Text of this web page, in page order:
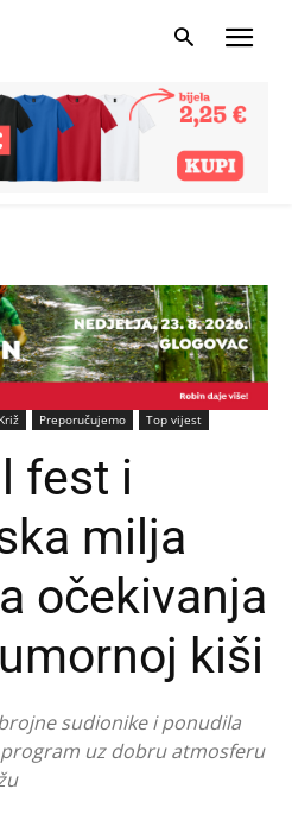
Preporučujemo Top vijest
fest i
milja
očekivanja
kiši
sudionike i ponudila
uz dobru atmosferu